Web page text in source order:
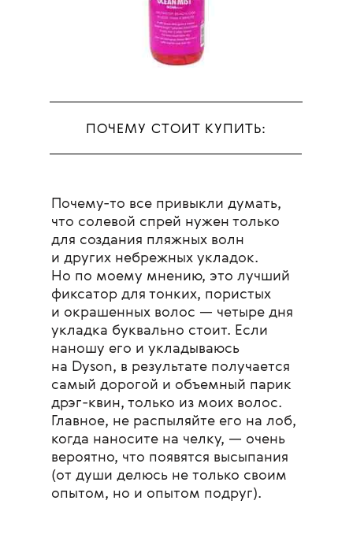
ПОЧЕМУ СТОИТ КУПИТЬ:
Почему-то все привыкли думать,
что солевой спрей нужен только
для создания пляжных волн
и других небрежных укладок.
Но по моему мнению, это лучший
фиксатор для тонких, пористых
и окрашенных волос — четыре дня
укладка буквально стоит. Если
наношу его и укладываюсь
на Dyson, в результате получается
самый дорогой и объемный парик
дрэг-квин, только из моих волос.
Главное, не распыляйте его на лоб,
когда наносите на челку, — очень
вероятно, что появятся высыпания
(от души делюсь не только своим
опытом, но и опытом подруг).